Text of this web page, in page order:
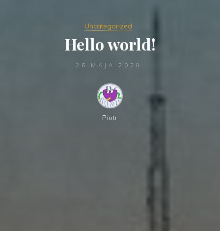
Uncategorized
Hello world!
26 MAJA 2020
Piotr